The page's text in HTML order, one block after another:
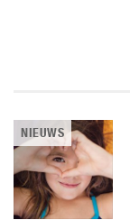
NIEUWS